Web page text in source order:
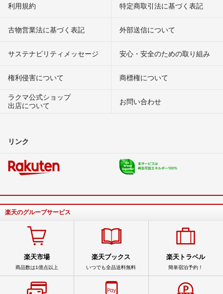
利用規約 特定商取引法に基づく表記
古物営業法に基づく表記 外部送信について
サステナビリティメッセージ 安心・安全のための取り組み
権利侵害について
商標権について
ラクマ公式ショップ
出店について
お問い合わせ
リンク
楽天のグループサービス
楽天市場
商品数は1億点以上
楽天ブックス
いつでも全品送料無料
楽天トラベル
簡単宿泊予約！